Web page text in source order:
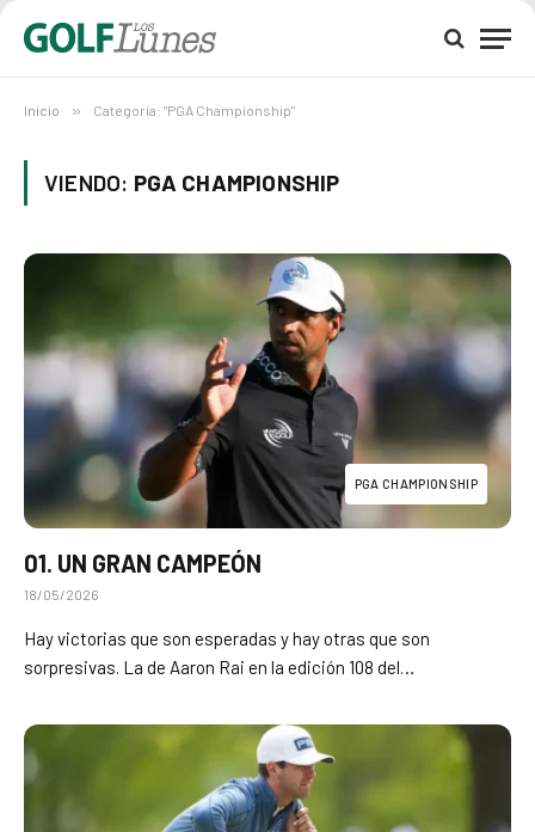
Inicio » Categoría: "PGA Championship"
VIENDO: PGA CHAMPIONSHIP
PGA CHAMPIONSHIP
01. UN GRAN CAMPEÓN
18/05/2026
Hay victorias que son esperadas y hay otras que son
sorpresivas. La de Aaron Rai en la edición 108 del…